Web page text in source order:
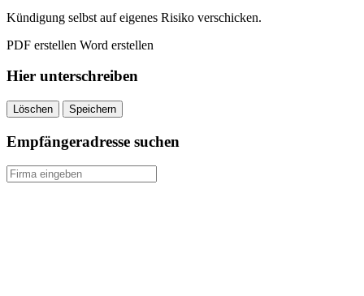
Kündigung selbst auf eigenes Risiko verschicken.
PDF erstellen Word erstellen
Hier unterschreiben
Löschen Speichern
Empfängeradresse suchen